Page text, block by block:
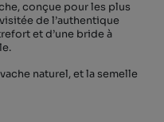
conçue pour les plus
de l’authentique
et d’une bride à
naturel, et la semelle